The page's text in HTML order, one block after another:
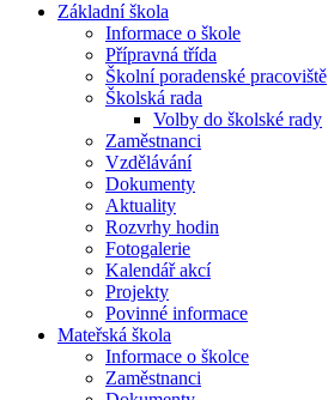
Základní škola
Informace o škole
Přípravná třída
Školní poradenské pracoviště
Školská rada
Volby do školské rady
Zaměstnanci
Vzdělávání
Dokumenty
Aktuality
Rozvrhy hodin
Fotogalerie
Kalendář akcí
Projekty
Povinné informace
Mateřská škola
Informace o školce
Zaměstnanci